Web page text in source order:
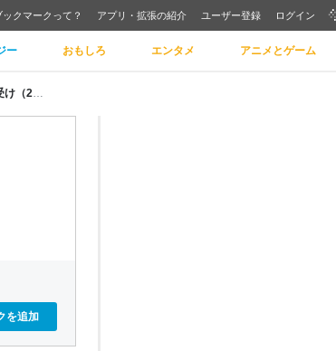
クマークって？ アプリ・拡張の紹介 ユーザー登録 ログイン
ー おもしろ エンタメ アニメとゲーム
を追加